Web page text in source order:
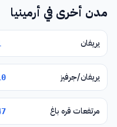
مدن أخرى في أرمينيا
يريفان
يريفان/جرفيز
مرتفعات قره باغ